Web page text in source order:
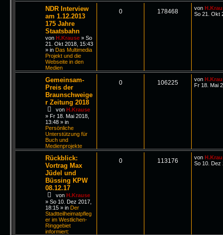
NDR Interview
am 1.12.2013
175 Jahre
Staatsbahn
von H.Krause » So
21. Okt 2018, 15:43
» in Das Multimedia
Projekt und die
Webseite in den
Medien
0 178468 von
So 21. Okt
Gemeinsam-
Preis der
Braunschweige
r Zeitung 2018
von H.Krause
» Fr 18. Mai 2018,
13:48 » in
Persönliche
Unterstützung für
Buch und
Medienprojekte
0 106225 von
Fr 18. Mai
Rückblick:
Vortrag Max
Jüdel und
Büssing KPW
08.12.17
von H.Krause
» So 10. Dez 2017,
18:15 » in Der
Stadtteilheimatpfleg
er im Westlichen-
Ringgebiet
informiert:
0 113176 von
So 10. Dez